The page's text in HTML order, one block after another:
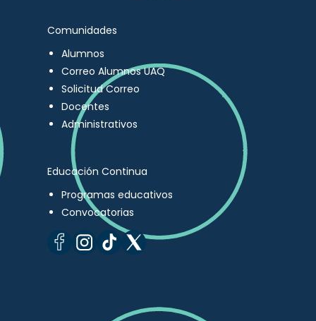
Comunidades
Alumnos
Correo Alumnos UAQ
Solicitud Correo
Docentes
Administrativos
Educación Continua
Programas educativos
Convocatorias